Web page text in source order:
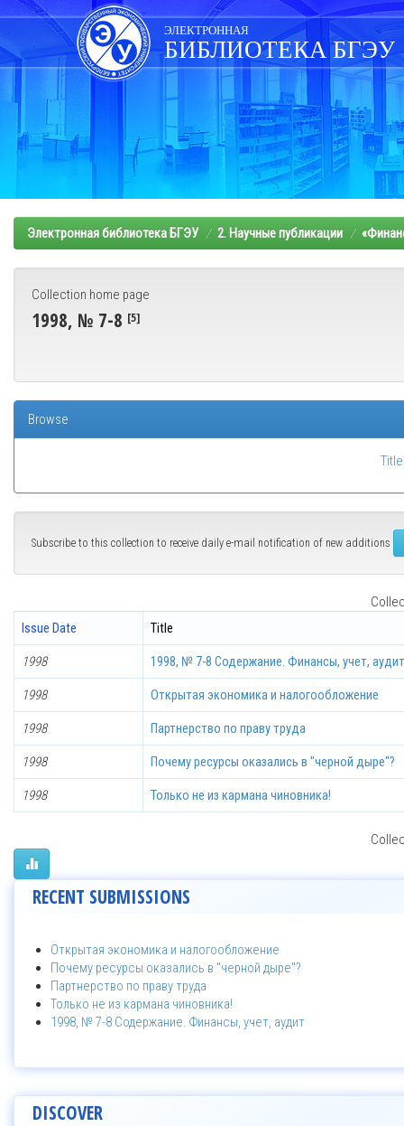
Skip
navigation
ЭЛЕКТРОННАЯ
БИБЛИОТЕКА БГЭУ
Электронная библиотека БГЭУ 2. Научные публикации
Collection home page
1998, № 7-8 [5]
Browse
Title
Subscribe to this collection to receive daily e-mail notification of new additions
Issue Date
Title
1998 1998, № 7-8 Содержание. Финансы, учет, аудит
1998 Открытая экономика и налогообложение
1998 Партнерство по праву труда
1998 Почему ресурсы оказались в "черной дыре"?
1998 Только не из кармана чиновника!
RECENT SUBMISSIONS
Открытая экономика и налогообложение
Почему ресурсы оказались в "черной дыре"?
Партнерство по праву труда
Только не из кармана чиновника!
1998, № 7-8 Содержание. Финансы, учет, аудит
DISCOVER